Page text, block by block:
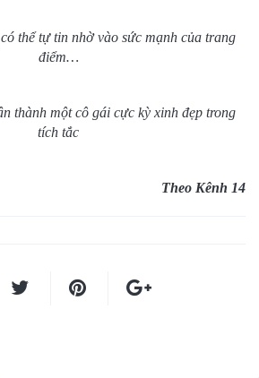
thể tự tin nhờ vào sức mạnh của trang
điểm…
thành một cô gái cực kỳ xinh đẹp trong
tích tắc
Theo Kênh 14